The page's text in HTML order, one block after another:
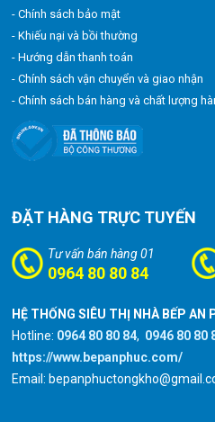
- Chính sách bảo mật
- Khiếu nại và bồi thường
- Hướng dẫn thanh toán
- Chính sách vận chuyển và giao nhận
- Chính sách bán hàng và chất lượng
ĐẶT HÀNG TRỰC TUYẾN
Tư vấn bán hàng 01
0964 80 80 84
HỆ THỐNG SIÊU THỊ NHÀ BẾP AN
Hotline: 0964 80 80 84, 0946 80 80
https://www.bepanphuc.com/
Email: